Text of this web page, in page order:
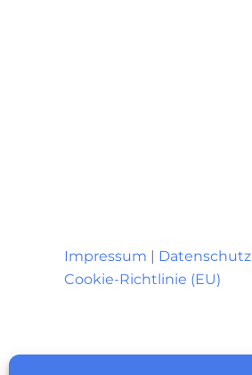
Impressum | Datenschutz
Cookie-Richtlinie (EU)